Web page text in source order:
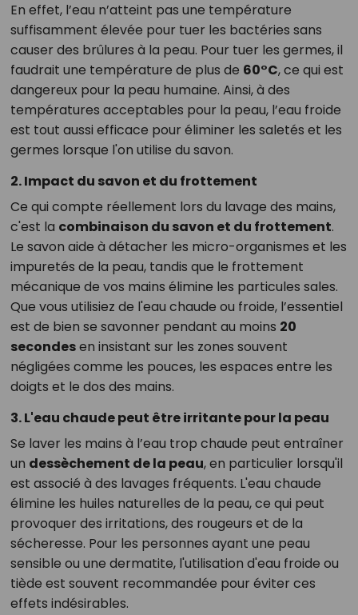
En effet, l’eau n’atteint pas une température
suffisamment élevée pour tuer les bactéries sans
causer des brûlures à la peau. Pour tuer les germes, il
faudrait une température de plus de 60°C, ce qui est
dangereux pour la peau humaine. Ainsi, à des
températures acceptables pour la peau, l’eau froide
est tout aussi efficace pour éliminer les saletés et les
germes lorsque l'on utilise du savon.
2. Impact du savon et du frottement
Ce qui compte réellement lors du lavage des mains,
c'est la combinaison du savon et du frottement.
Le savon aide à détacher les micro-organismes et les
impuretés de la peau, tandis que le frottement
mécanique de vos mains élimine les particules sales.
Que vous utilisiez de l'eau chaude ou froide, l’essentiel
est de bien se savonner pendant au moins 20
secondesen insistant sur les zones souvent
négligées comme les pouces, les espaces entre les
doigts et le dos des mains.
3. L'eau chaude peut être irritante pour la peau
Se laver les mains à l’eau trop chaude peut entraîner
un dessèchement de la peau, en particulier lorsqu'il
est associé à des lavages fréquents. L'eau chaude
élimine les huiles naturelles de la peau, ce qui peut
provoquer des irritations, des rougeurs et de la
sécheresse. Pour les personnes ayant une peau
sensible ou une dermatite, l'utilisation d'eau froide ou
tiède est souvent recommandée pour éviter ces
effets indésirables.